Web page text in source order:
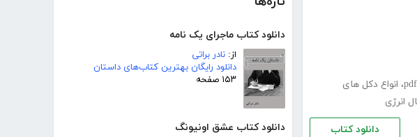
دانلود کتاب ماجرای یک نامه
از: نادر براتی
دانلود رایگان بهترین کتاب‌های داستان
۱۵۳ صفحه
دانلود کتاب عشق اونیونگ
، انواع دکل های
انرژی
دانلود کتاب